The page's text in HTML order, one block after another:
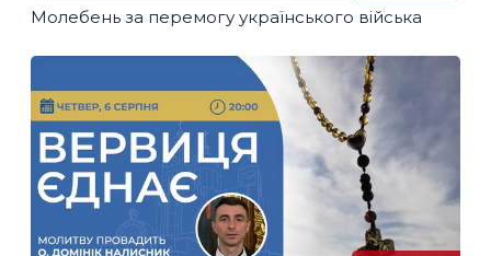
Молебень за перемогу українського війська